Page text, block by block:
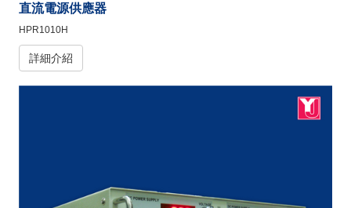
直流電源供應器
HPR1010H
詳細介紹